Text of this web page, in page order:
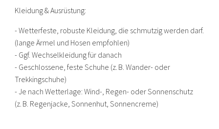
Kleidung & Ausrüstung:
- Wetterfeste, robuste Kleidung, die schmutzig werden darf.
(lange Ärmel und Hosen empfohlen)
- Ggf. Wechselkleidung für danach
- Geschlossene, feste Schuhe (z. B. Wander- oder
Trekkingschuhe)
- Je nach Wetterlage: Wind-, Regen- oder Sonnenschutz
(z. B. Regenjacke, Sonnenhut, Sonnencreme)